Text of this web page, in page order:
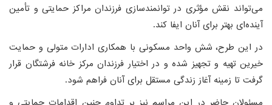
می‌تواند نقش مؤثری در توانمندسازی فرزندان مراکز حمایتی و تأمین
آینده‌ای بهتر برای آنان ایفا کند.
در این طرح، شش واحد مسکونی با همکاری ادارات متولی و حمایت
خیرین تهیه و تجهیز شده و در اختیار فرزندان مرکز خانه فرشتگان قرار
گرفت تا زمینه آغاز زندگی مستقل برای آنان فراهم شود.